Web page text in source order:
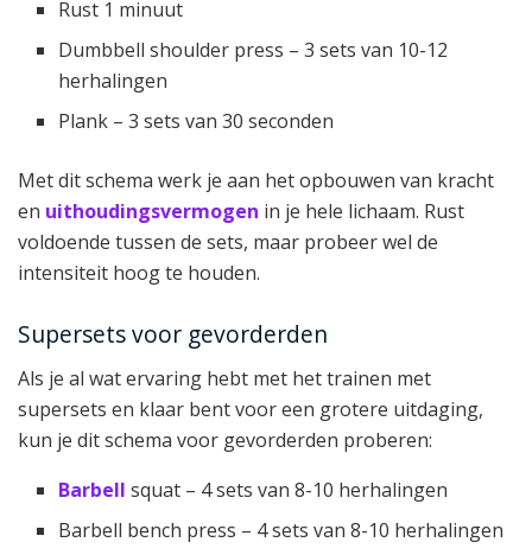
Rust 1 minuut
Dumbbell shoulder press – 3 sets van 10-12
herhalingen
Plank – 3 sets van 30 seconden
Met dit schema werk je aan het opbouwen van kracht
en uithoudingsvermogen in je hele lichaam. Rust
voldoende tussen de sets, maar probeer wel de
intensiteit hoog te houden.
Supersets voor gevorderden
Als je al wat ervaring hebt met het trainen met
supersets en klaar bent voor een grotere uitdaging,
kun je dit schema voor gevorderden proberen:
Barbell squat – 4 sets van 8-10 herhalingen
Barbell bench press – 4 sets van 8-10 herhalingen